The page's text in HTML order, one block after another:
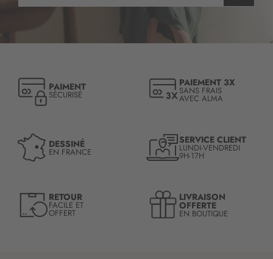
s
o
n
e
PAIMENT
SÉCURISÉ
PAIEMENT 3X
SANS FRAIS
AVEC ALMA
DESSINÉ
EN FRANCE
SERVICE CLIENT
LUNDI-VENDREDI
9H-17H
RETOUR
FACILE ET
OFFERT
LIVRAISON
OFFERTE
EN BOUTIQUE